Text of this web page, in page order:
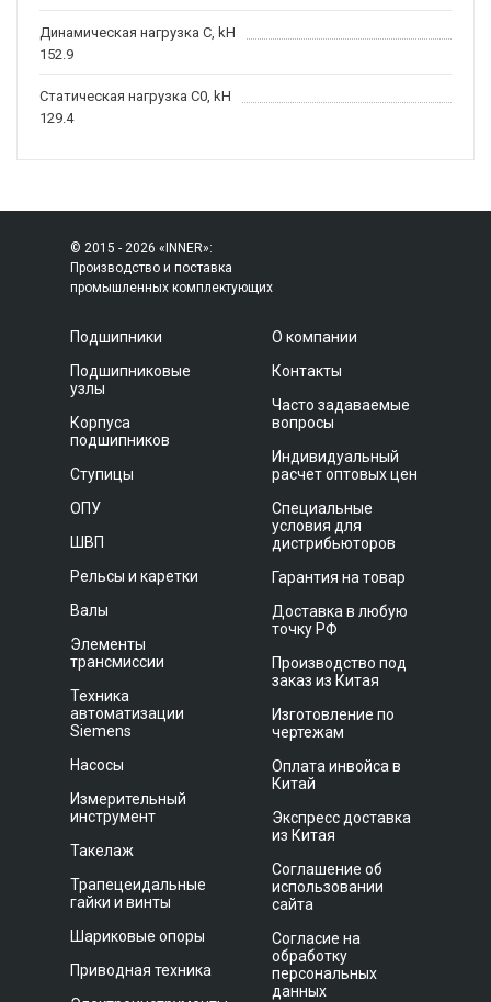
Динамическая нагрузка C, kН
152.9
Статическая нагрузка C0, kH
129.4
© 2015 - 2026 «INNER»:
Производство и поставка
промышленных комплектующих
Подшипники
Подшипниковые
узлы
Корпуса
подшипников
Ступицы
ОПУ
ШВП
Рельсы и каретки
Валы
Элементы
трансмиссии
Техника
автоматизации
Siemens
Насосы
Измерительный
инструмент
Такелаж
Трапецеидальные
гайки и винты
Шариковые опоры
Приводная техника
О компании
Контакты
Часто задаваемые
вопросы
Индивидуальный
расчет оптовых цен
Специальные
условия для
дистрибьюторов
Гарантия на товар
Доставка в любую
точку РФ
Производство под
заказ из Китая
Изготовление по
чертежам
Оплата инвойса в
Китай
Экспресс доставка
из Китая
Соглашение об
использовании
сайта
Согласие на
обработку
персональных
данных